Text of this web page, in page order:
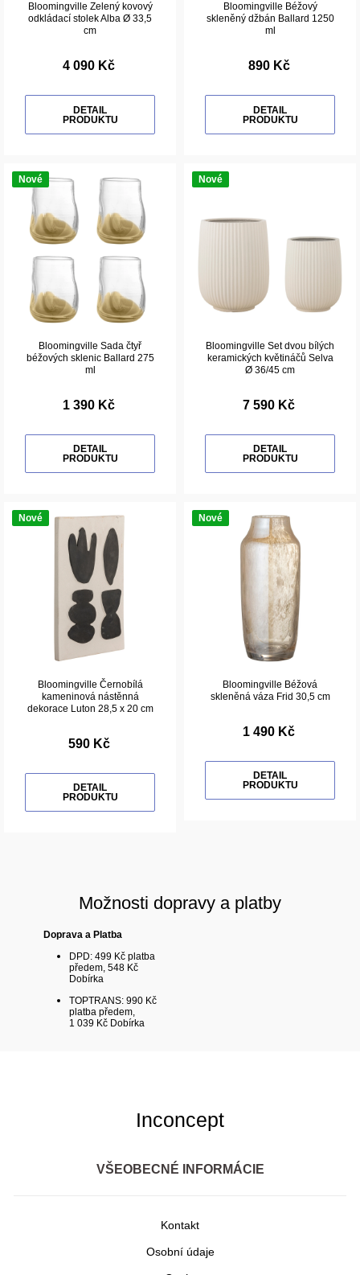
Bloomingville Zelený kovový
odkládací stolek Alba Ø 33,5
cm
4 090 Kč
DETAIL
PRODUKTU
Bloomingville Béžový
skleněný džbán Ballard 1250
ml
890 Kč
DETAIL
PRODUKTU
Nové
Bloomingville Sada čtyř
béžových sklenic Ballard 275
ml
1 390 Kč
DETAIL
PRODUKTU
Nové
Bloomingville Set dvou bílých
keramických květináčů Selva
Ø 36/45 cm
7 590 Kč
DETAIL
PRODUKTU
Nové
Bloomingville Černobílá
kameninová nástěnná
dekorace Luton 28,5 x 20 cm
590 Kč
DETAIL
PRODUKTU
Nové
Bloomingville Béžová
skleněná váza Frid 30,5 cm
1 490 Kč
DETAIL
PRODUKTU
Možnosti dopravy a platby
Doprava a Platba
DPD: 499 Kč platba
předem, 548 Kč
Dobírka
TOPTRANS: 990 Kč
platba předem,
1 039 Kč Dobírka
Inconcept
VŠEOBECNÉ INFORMÁCIE
Kontakt
Osobní údaje